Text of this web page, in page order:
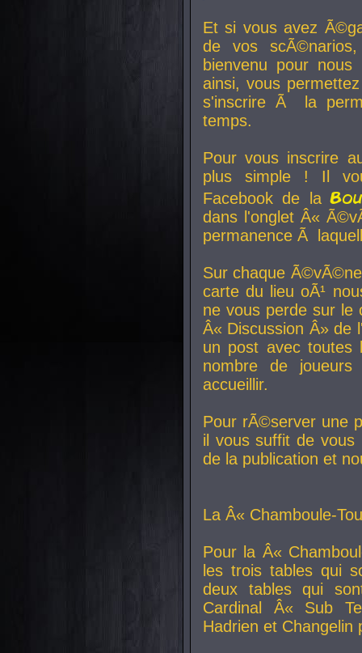
Et si vous avez
de vos
bienvenu pour
ainsi, vous
s'inscrire Ã la
temps.
Pour vous inscrire
plus simple ! Il
Facebook de la
dans l'onglet Â«
permanence Ã
Sur chaque
carte du lieu oÃ¹
ne vous perde sur le
Â« Discussion Â» de
un post avec toutes
nombre de
accueillir.
Pour rÃ©server une
il vous suffit de vous
de la publication et
La Â« Chamboule-
Pour la Â«
les trois tables qui
deux tables qui
Cardinal
Â« Sub
Hadrien et Changelin